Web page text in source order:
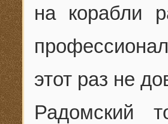
на корабли
этот раз не
Радомский